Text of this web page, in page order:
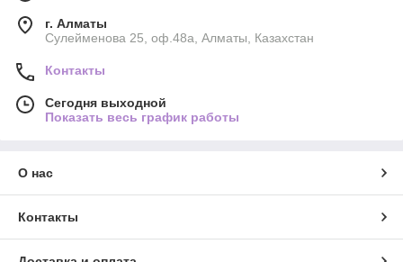
г. Алматы
Сулейменова 25, оф.48а, Алматы, Казахстан
Контакты
Сегодня выходной
Показать весь график работы
О нас
Контакты